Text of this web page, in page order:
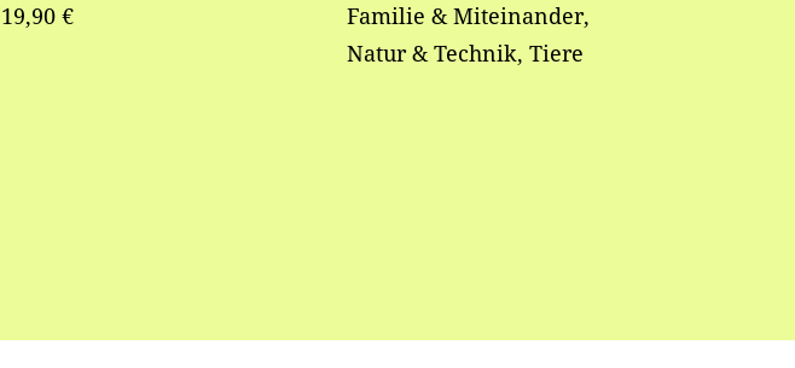
19,90 €
Familie & Miteinander,
Natur & Technik, Tiere